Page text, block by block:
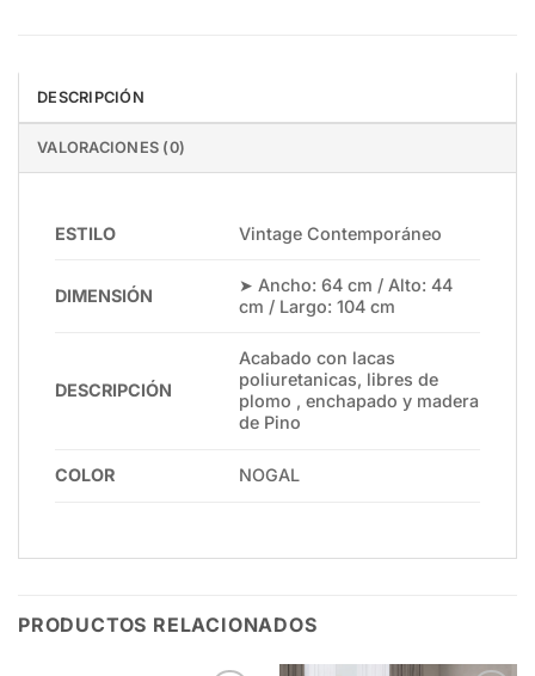
DESCRIPCIÓN
VALORACIONES (0)
ESTILO Vintage Contemporáneo
DIMENSIÓN
➤ Ancho: 64 cm / Alto: 44
cm / Largo: 104 cm
DESCRIPCIÓN
Acabado con lacas
poliuretanicas, libres de
plomo , enchapado y madera
de Pino
COLOR NOGAL
PRODUCTOS RELACIONADOS